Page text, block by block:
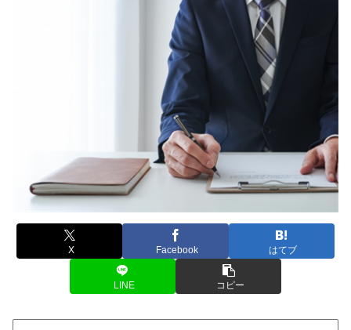
X Facebook はてブ
LINE コピー